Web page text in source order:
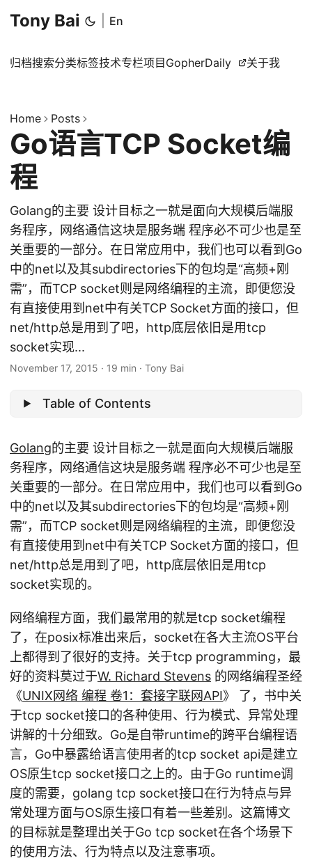
Tony Bai En
归档搜索分类标签技术专栏项目 GopherDaily 关于我
Home Posts
Go语言TCP Socket编
程
Golang的主要 设计目标之一就是面向大规模后端服
务程序，网络通信这块是服务端 程序必不可少也是至
关重要的一部分。在日常应用中，我们也可以看到Go
中的net以及其subdirectories下的包均是“高频+刚
需”，而TCP socket则是网络编程的主流，即便您没
有直接使用到net中有关TCP Socket方面的接口，但
net/http总是用到了吧，http底层依旧是用tcp
socket实现...
November 17, 2015 · 19 min · Tony Bai
Table of Contents
Golang的主要 设计目标之一就是面向大规模后端服
务程序，网络通信这块是服务端 程序必不可少也是至
关重要的一部分。在日常应用中，我们也可以看到Go
中的net以及其subdirectories下的包均是“高频+刚
需”，而TCP socket则是网络编程的主流，即便您没
有直接使用到net中有关TCP Socket方面的接口，但
net/http总是用到了吧，http底层依旧是用tcp
socket实现的。
网络编程方面，我们最常用的就是tcp socket编程
了，在posix标准出来后，socket在各大主流OS平台
上都得到了很好的支持。关于tcp programming，最
好的资料莫过于W. Richard Stevens 的网络编程圣经
《UNIX网络 编程 卷1：套接字联网API》 了，书中关
于tcp socket接口的各种使用、行为模式、异常处理
讲解的十分细致。Go是自带runtime的跨平台编程语
言，Go中暴露给语言使用者的tcp socket api是建立
OS原生tcp socket接口之上的。由于Go runtime调
度的需要，golang tcp socket接口在行为特点与异
常处理方面与OS原生接口有着一些差别。这篇博文
的目标就是整理出关于Go tcp socket在各个场景下
的使用方法、行为特点以及注意事项。